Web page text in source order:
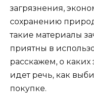
загрязнения,
сохранению
такие материалы
приятны в
расскажем, о
идет речь, как
покупке.